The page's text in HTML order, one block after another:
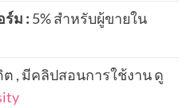
ม : 5% สำหรับผู้ขายใน
, มีคลิปสอนการใช้งาน ดู